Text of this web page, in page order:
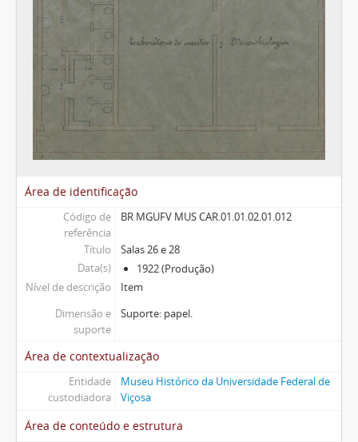
Área de identificação
Código de
referência
BR MGUFV MUS CAR.01.01.02.01.012
Título
Salas 26 e 28
Data(s)
1922 (Produção)
Nível de descrição
Item
Dimensão e
suporte
Suporte: papel.
Área de contextualização
Entidade
custodiadora
Museu Histórico da Universidade Federal de
Viçosa
Área de conteúdo e estrutura